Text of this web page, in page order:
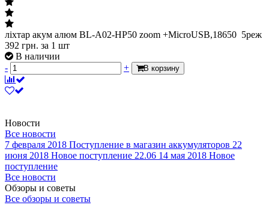
ліхтар акум алюм BL-A02-HP50 zoom +MicroUSB,18650 5реж
392 грн. за 1 шт
В наличии
-
+ В корзину
Новости
Все новости
7 февраля 2018 Поступление в магазин аккумуляторов 22
июня 2018 Новое поступление 22.06 14 мая 2018 Новое
поступление
Все новости
Обзоры и советы
Все обзоры и советы